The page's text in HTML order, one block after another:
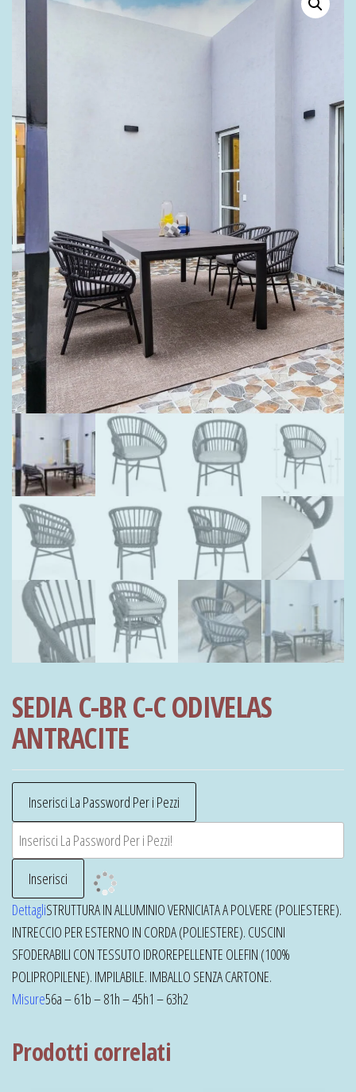
SEDIA C-BR C-C ODIVELAS
ANTRACITE
DettagliSTRUTTURA IN ALLUMINIO VERNICIATA A POLVERE (POLIESTERE).
INTRECCIO PER ESTERNO IN CORDA (POLIESTERE). CUSCINI
SFODERABILI CON TESSUTO IDROREPELLENTE OLEFIN (100%
POLIPROPILENE). IMPILABILE. IMBALLO SENZA CARTONE.
Misure56a – 61b – 81h – 45h1 – 63h2
Prodotti correlati